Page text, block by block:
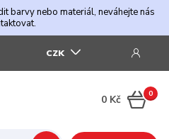
barvy nebo materiál, neváhejte nás
CZK
0
0 Kč